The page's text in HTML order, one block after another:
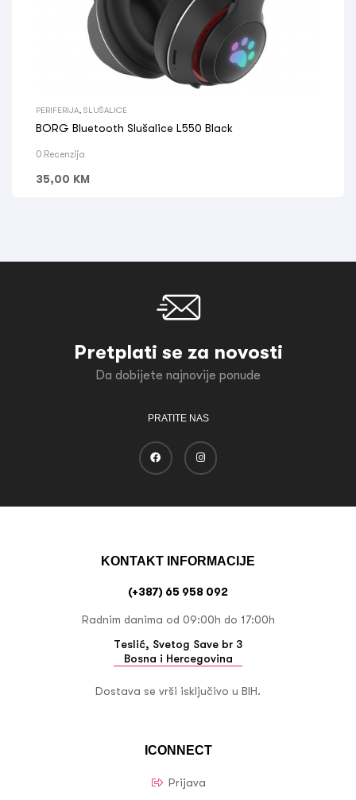
PERIFERIJA SLUŠALICE
BORG Bluetooth Slušalice L550 Black
0 Recenzija
35,00 KM
Pretplati se za novosti
Da dobijete najnovije ponude
PRATITE NAS
ICONNECT
Prijava
KONTAKT INFORMACIJE
(+387) 65 958 092
Radnim danima od 09:00h do 17:00h
Teslić, Svetog Save br 3
Bosna i Hercegovina
Dostava se vrši isključivo u BIH.